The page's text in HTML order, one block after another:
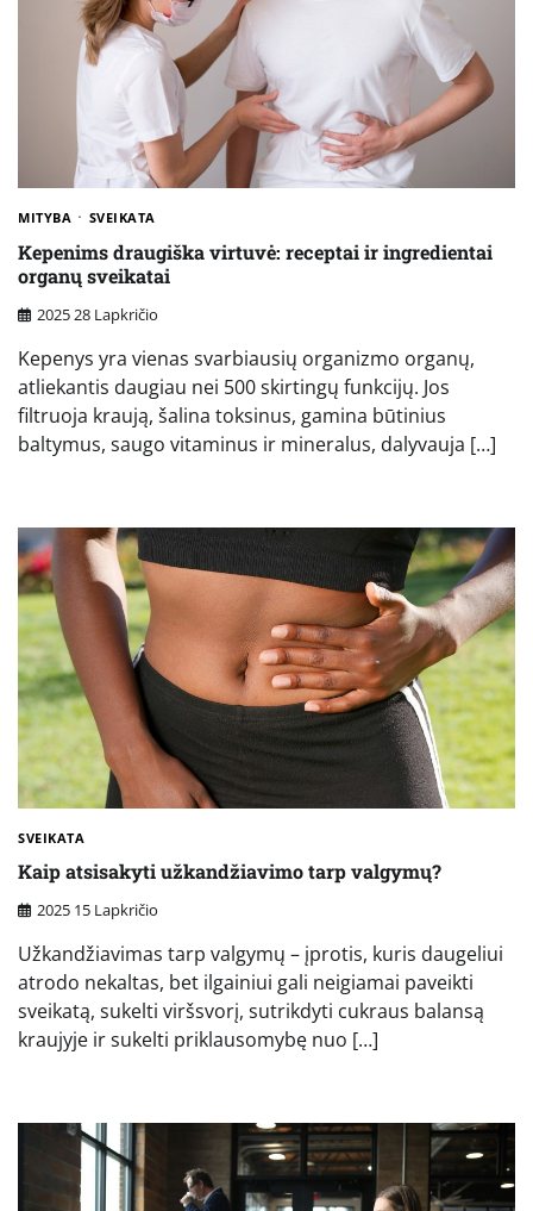
MITYBA SVEIKATA
Kepenims draugiška virtuvė: receptai ir ingredientai
organų sveikatai
2025 28 Lapkričio
Kepenys yra vienas svarbiausių organizmo organų,
atliekantis daugiau nei 500 skirtingų funkcijų. Jos
filtruoja kraują, šalina toksinus, gamina būtinius
baltymus, saugo vitaminus ir mineralus, dalyvauja […]
SVEIKATA
Kaip atsisakyti užkandžiavimo tarp valgymų?
2025 15 Lapkričio
Užkandžiavimas tarp valgymų – įprotis, kuris daugeliui
atrodo nekaltas, bet ilgainiui gali neigiamai paveikti
sveikatą, sukelti viršsvorį, sutrikdyti cukraus balansą
kraujyje ir sukelti priklausomybę nuo […]